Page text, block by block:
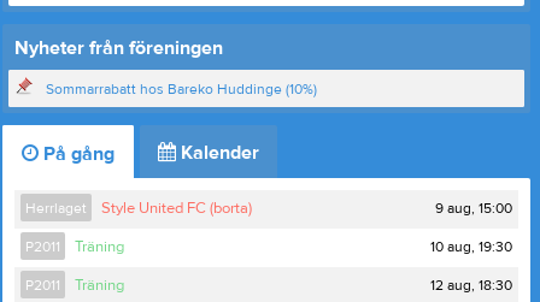
Nyheter från föreningen
Sommarrabatt hos Bareko Huddinge (10%)
På gång Kalender
Herrlaget Style United FC (borta) 9 aug, 15:00
P2011 Träning 10 aug, 19:30
P2011 Träning 12 aug, 18:30